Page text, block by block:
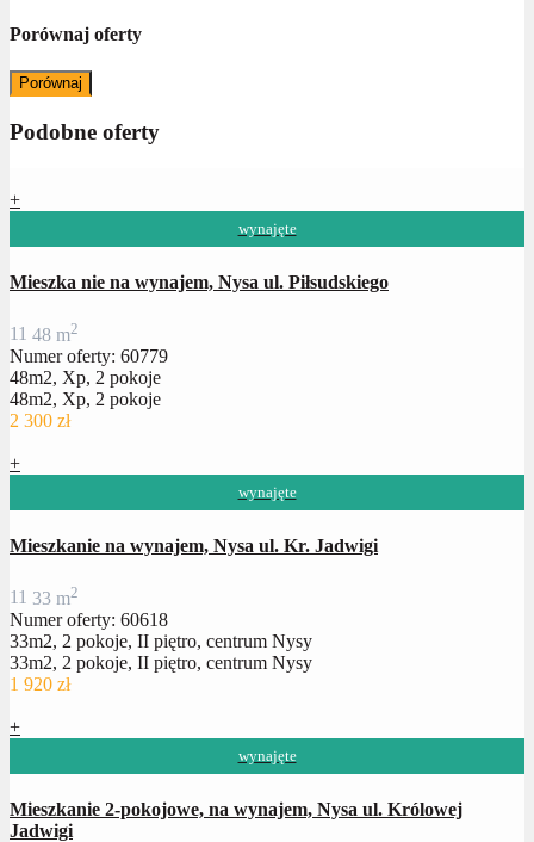
Porównaj oferty
Porównaj
Podobne oferty
+
wynajęte
Mieszka nie na wynajem, Nysa ul. Piłsudskiego
11 48 m2
Numer oferty: 60779
48m2, Xp, 2 pokoje
48m2, Xp, 2 pokoje
2 300 zł
+
wynajęte
Mieszkanie na wynajem, Nysa ul. Kr. Jadwigi
11 33 m2
Numer oferty: 60618
33m2, 2 pokoje, II piętro, centrum Nysy
33m2, 2 pokoje, II piętro, centrum Nysy
1 920 zł
+
wynajęte
Mieszkanie 2-pokojowe, na wynajem, Nysa ul. Królowej
Jadwigi